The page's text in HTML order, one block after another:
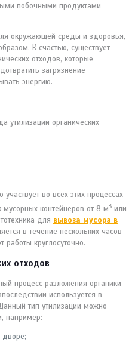
побочными продуктами
окружающей среды и здоровья,
К счастью, существует
отходов, которые
загрязнение
энергию.
утилизации органических
во всех этих процессах
контейнеров от 8 м3 или
для вывоза мусора в
в течение нескольких часов
работы круглосуточно.
отходов
процесс разложения органики
используется в
тип утилизации можно
например:
дворе;